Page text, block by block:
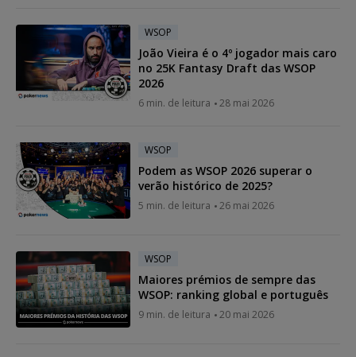
WSOP
João Vieira é o 4º jogador mais caro
no 25K Fantasy Draft das WSOP
2026
6 min. de leitura 28 mai 2026
WSOP
Podem as WSOP 2026 superar o
verão histórico de 2025?
5 min. de leitura 26 mai 2026
WSOP
Maiores prémios de sempre das
WSOP: ranking global e português
9 min. de leitura 20 mai 2026